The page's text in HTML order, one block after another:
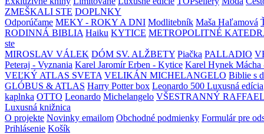
ZMEŠKALI STE DOPLNKY
Odporúčame MEKY - ROKY A DNI Modlitebník Maša Haľamová
RODINNÁ BIBLIA Haiku KYTICE METROPOLITNÉ
ste
MIROSLAV VÁLEK DÓM SV. ALŽBETY Piačka PALLADIO
Peteraj - Vyznania Karel Jaromír Erben - Kytice Karel Hynek Mácha
VEĽKÝ ATLAS SVETA VELIKÁN MICHELANGELO Biblie s
GLÓBUS & ATLAS Harry Potter box Leonardo 500 Luxusná edícia
kaplnka OTTO Leonardo Michelangelo VŠESTRANNÝ
Luxusná knižnica
O projekte Novinky emailom Obchodné podmienky Formulár pre
Prihlásenie Košík